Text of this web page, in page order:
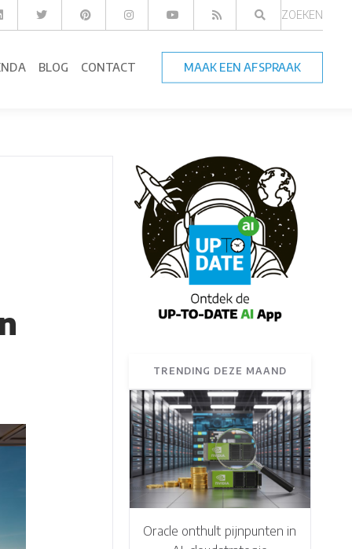
ZOEKEN
BLOG CONTACT MAAK EEN AFSPRAAK
TRENDING DEZE MAAND
Oracle onthult pijnpunten in